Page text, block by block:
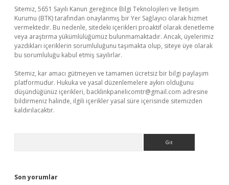
Sitemiz, 5651 Sayılı Kanun gereğince Bilgi Teknolojileri ve İletişim
Kurumu (BTK) tarafından onaylanmış bir Yer Sağlayıcı olarak hizmet
vermektedir. Bu nedenle, sitedeki içerikleri proaktif olarak denetleme
veya araştırma yükümlülüğümüz bulunmamaktadır. Ancak, üyelerimiz
yazdıkları içeriklerin sorumluluğunu taşımakta olup, siteye üye olarak
bu sorumluluğu kabul etmiş sayılırlar.
Sitemiz, kar amacı gütmeyen ve tamamen ücretsiz bir bilgi paylaşım
platformudur. Hukuka ve yasal düzenlemelere aykırı olduğunu
düşündüğünüz içerikleri, backlinkpanelicomtr@gmail.com adresine
bildirmeniz halinde, ilgili içerikler yasal süre içerisinde sitemizden
kaldırılacaktır.
Son yorumlar